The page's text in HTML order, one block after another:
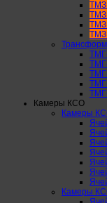
ТМЗ
ТМЗ
ТМЗ
ТМЗ
Камеры КСО
Камеры
Камеры